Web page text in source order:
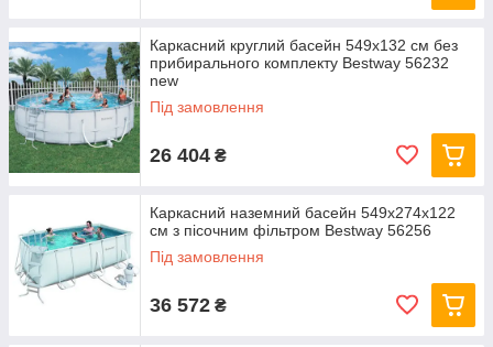
Каркасний круглий басейн 549x132 см без
прибирального комплекту Bestway 56232
new
Під замовлення
26 404 ₴
Каркасний наземний басейн 549x274x122
см з пісочним фільтром Bestway 56256
Під замовлення
36 572 ₴